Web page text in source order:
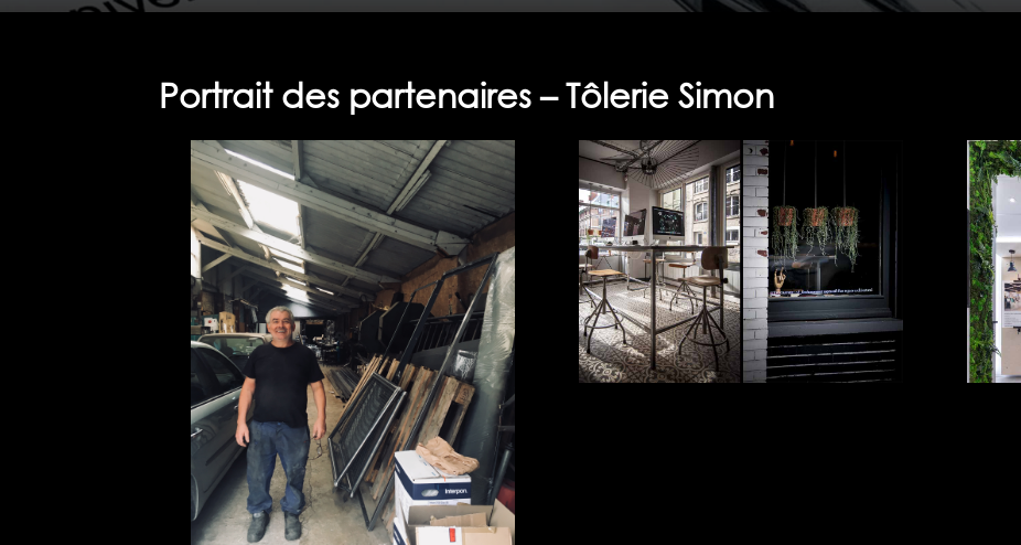
Portrait des partenaires – Tôlerie Simon